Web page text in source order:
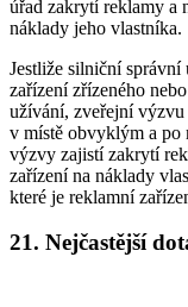
úřad zakrytí reklamy a
náklady jeho vlastníka.
Jestliže silniční
zařízení zřízeného
užívání, zveřejní výzvu
v místě obvyklým a po
výzvy zajistí zakrytí
zařízení na náklady
které je reklamní
21. Nejčastější